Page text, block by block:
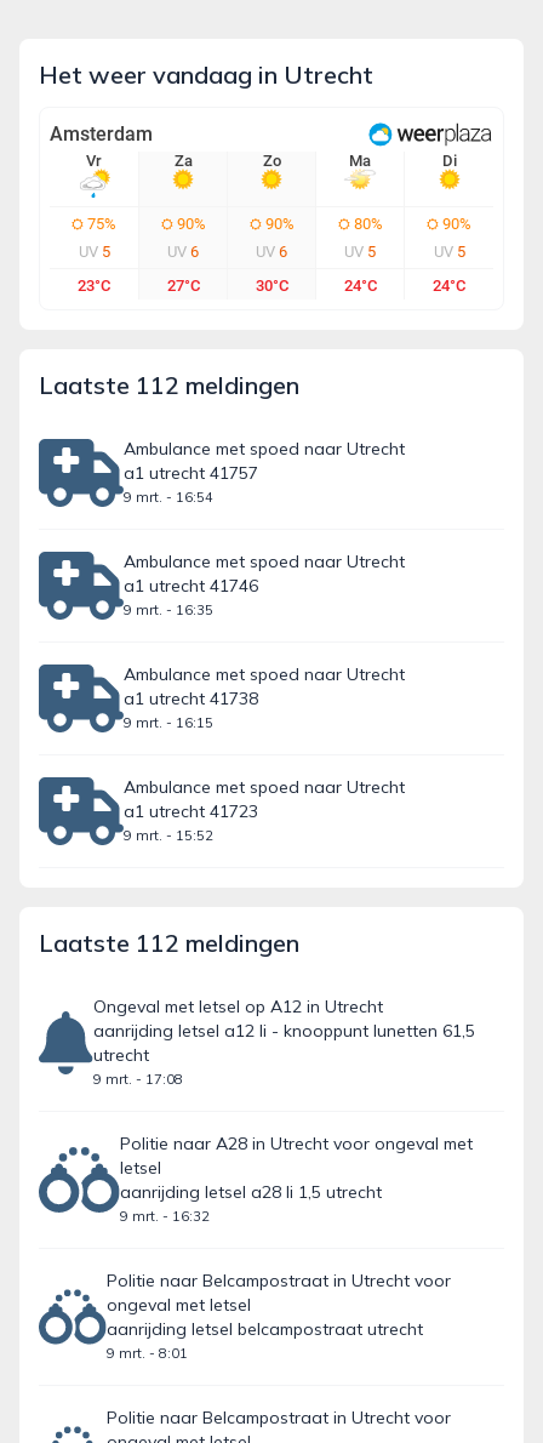
Het weer vandaag in Utrecht
Laatste 112 meldingen
Ambulance met spoed naar Utrecht
a1 utrecht 41757
9 mrt. - 16:54
Ambulance met spoed naar Utrecht
a1 utrecht 41746
9 mrt. - 16:35
Ambulance met spoed naar Utrecht
a1 utrecht 41738
9 mrt. - 16:15
Ambulance met spoed naar Utrecht
a1 utrecht 41723
9 mrt. - 15:52
Laatste 112 meldingen
Ongeval met letsel op A12 in Utrecht
aanrijding letsel a12 li - knooppunt lunetten 61,5
utrecht
9 mrt. - 17:08
Politie naar A28 in Utrecht voor ongeval met
letsel
aanrijding letsel a28 li 1,5 utrecht
9 mrt. - 16:32
Politie naar Belcampostraat in Utrecht voor
ongeval met letsel
aanrijding letsel belcampostraat utrecht
9 mrt. - 8:01
Politie naar Belcampostraat in Utrecht voor